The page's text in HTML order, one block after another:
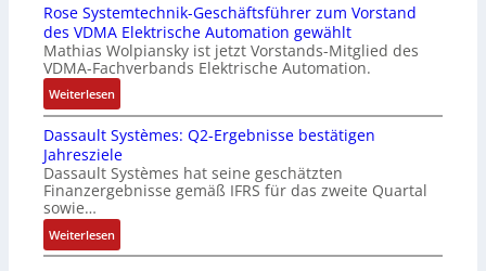
e
b
s
-
u
n
d
M
a
r
k
e
b
r
a
u
c
h
t
S
t
r
u
k
t
Rose Systemtechnik-Geschäftsführer zum Vorstand
des VDMA Elektrische Automation gewählt
Mathias Wolpiansky ist jetzt Vorstands-Mitglied des
VDMA-Fachverbands Elektrische Automation.
Weiterlesen:
R
o
s
e
S
y
s
t
Dassault Systèmes: Q2-Ergebnisse bestätigen
Jahresziele
Dassault Systèmes hat seine geschätzten
Finanzergebnisse gemäß IFRS für das zweite Quartal
sowie…
Weiterlesen:
D